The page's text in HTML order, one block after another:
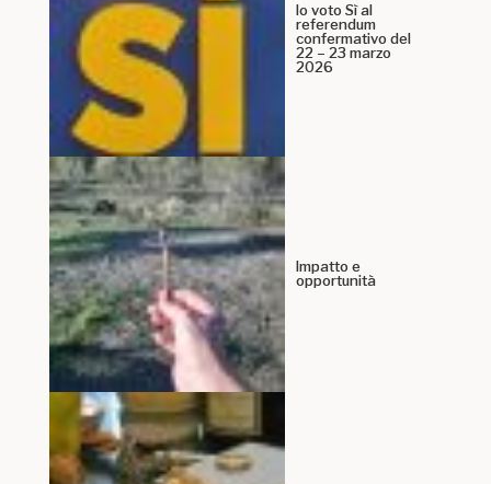
Io voto Sì al
referendum
confermativo del
22 – 23 marzo
2026
Impatto e
opportunità